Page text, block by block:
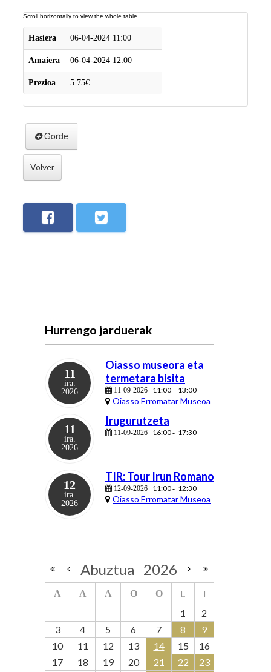
Hasiera 06-04-2024 11:00
Amaiera 06-04-2024 12:00
Prezioa 5.75€
Gorde
Volver
Hurrengo jarduerak
11
ira.
2026
Oiasso museora eta
termetara bisita
11-09-2026 11:00- 13:00
Oiasso Erromatar Museoa
11
ira.
2026
Irugurutzeta
11-09-2026 16:00- 17:30
12
ira.
2026
TIR: Tour Irun Romano
12-09-2026 11:00- 12:30
Oiasso Erromatar Museoa
Abuztua 2026
A A A O O L
I
1
2
3
4 5 6 7 8
9
10
11 12 13 14 15
16
17
18 19 20 21 22
23